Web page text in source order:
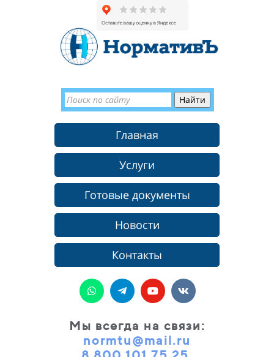
Главная
Услуги
Готовые документы
Новости
Контакты
Мы всегда на связи:
normtu@mail.ru